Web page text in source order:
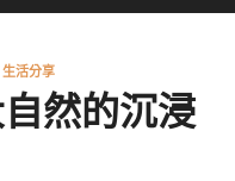
生活分享
然的沉浸